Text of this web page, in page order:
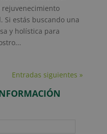
estás buscando una
y holística para
Entradas siguientes »